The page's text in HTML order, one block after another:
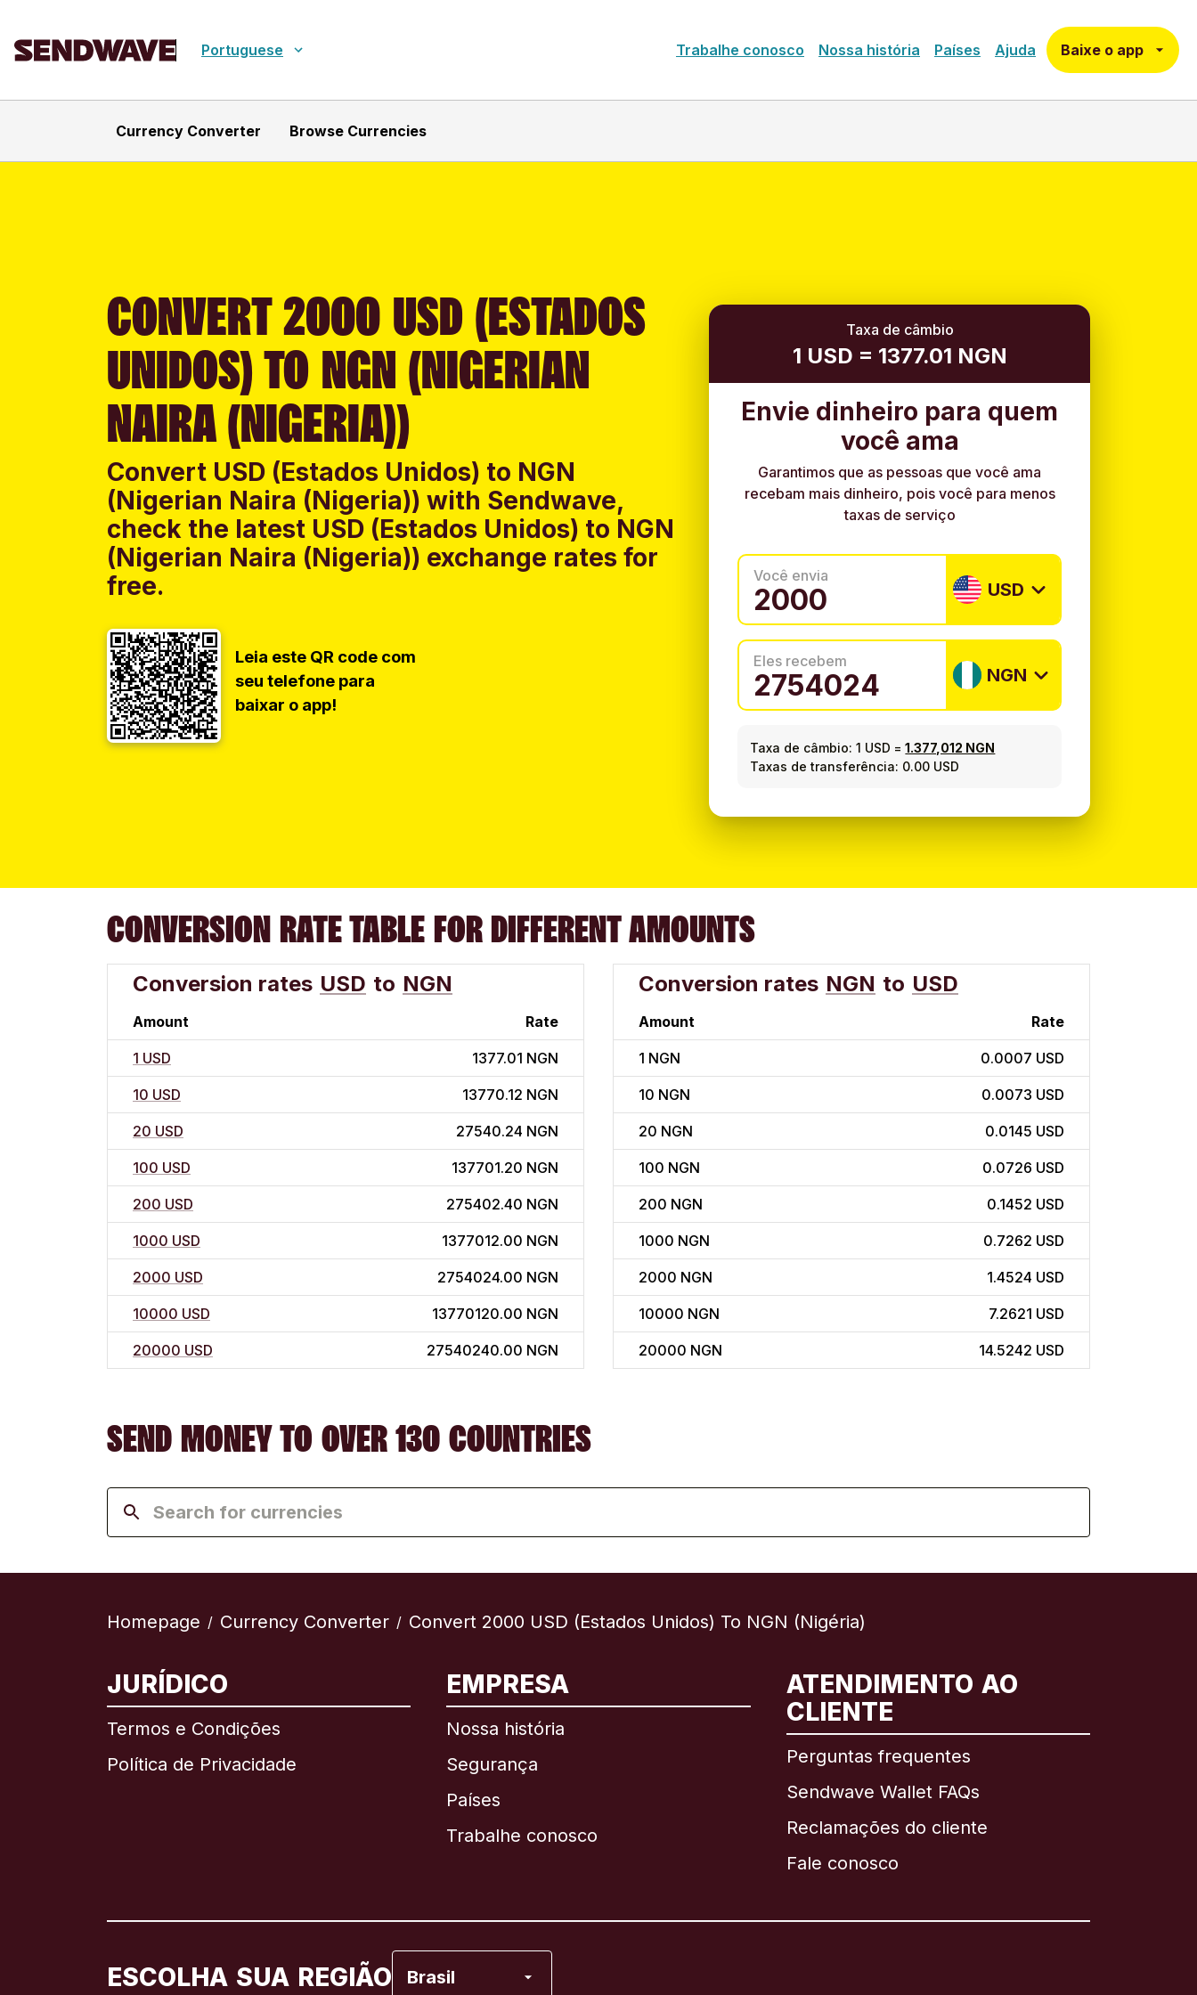
Portuguese Trabalhe conosco Nossa história Países Ajuda Baixe o app
Currency Converter Browse Currencies
CONVERT 2000 USD (ESTADOS
UNIDOS) TO NGN (NIGERIAN
NAIRA (NIGERIA))
Convert USD (Estados Unidos) to NGN
(Nigerian Naira (Nigeria)) with Sendwave,
check the latest USD (Estados Unidos) to NGN
(Nigerian Naira (Nigeria)) exchange rates for
free.
Leia este QR code com
seu telefone para
baixar o app!
Taxa de câmbio
1 USD = 1377.01 NGN
Envie dinheiro para quem
você ama
Garantimos que as pessoas que você ama
recebam mais dinheiro, pois você para menos
taxas de serviço
Você envia
USD
Eles recebem
NGN
Taxa de câmbio: 1 USD =1.377,012 NGN
Taxas de transferência: 0.00 USD
CONVERSION RATE TABLE FOR DIFFERENT AMOUNTS
Conversion rates USD to NGN
Amount Rate
1 USD 1377.01 NGN
10 USD 13770.12 NGN
20 USD 27540.24 NGN
100 USD 137701.20 NGN
200 USD 275402.40 NGN
1000 USD 1377012.00 NGN
2000 USD 2754024.00 NGN
10000 USD 13770120.00 NGN
20000 USD 27540240.00 NGN
Conversion rates NGN to USD
Amount Rate
1 NGN 0.0007 USD
10 NGN 0.0073 USD
20 NGN 0.0145 USD
100 NGN 0.0726 USD
200 NGN 0.1452 USD
1000 NGN 0.7262 USD
2000 NGN 1.4524 USD
10000 NGN 7.2621 USD
20000 NGN 14.5242 USD
SEND MONEY TO OVER 130 COUNTRIES
Homepage / Currency Converter / Convert 2000 USD (Estados Unidos) To NGN (Nigéria)
JURÍDICO
Termos e Condições
Política de Privacidade
EMPRESA
Nossa história
Segurança
Países
Trabalhe conosco
ATENDIMENTO AO
CLIENTE
Perguntas frequentes
Sendwave Wallet FAQs
Reclamações do cliente
Fale conosco
ESCOLHA SUA REGIÃO Brasil
Internacional English